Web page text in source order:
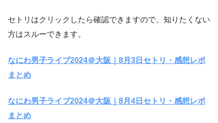
セトリはクリックしたら確認できますので、知りたくない
方はスルーできます。
なにわ男子ライブ2024＠大阪｜8月3日セトリ・感想レポ
まとめ
なにわ男子ライブ2024＠大阪｜8月4日セトリ・感想レポ
まとめ